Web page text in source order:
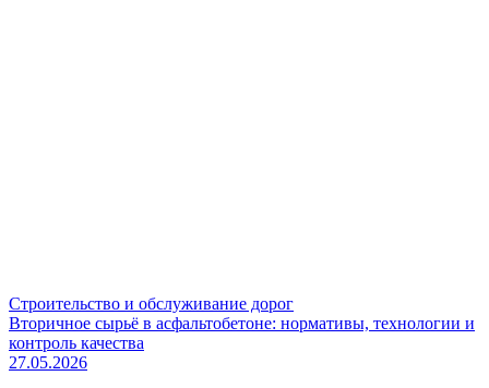
Строительство и обслуживание дорог
Вторичное сырьё в асфальтобетоне: нормативы, технологии и
контроль качества
27.05.2026